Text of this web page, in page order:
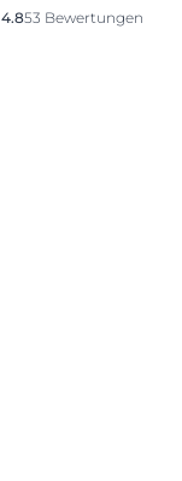
4.853 Bewertungen